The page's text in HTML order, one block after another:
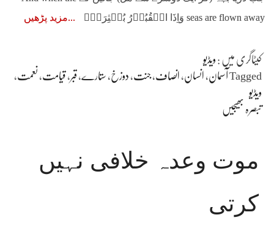
seas are flown away وَاِذَا الۡقُبُوۡرُ بُعۡثِرَتۡۙ‏
مزید پڑھیں
کیٹاگری میں : ویڈیو
Taggedآسمان، انسان، انصاف،جنت، دوزخ، ستارے، قبر ، قیامت، نعمت،
ویڈیو
تبصرہ بھیجیں
موت وعدہ خلافی نہیں
کرتی